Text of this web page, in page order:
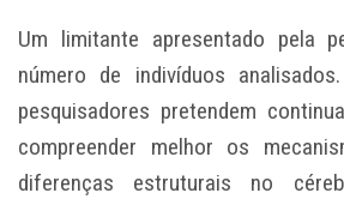
Um limitante apresentado pela
número de indivíduos
pesquisadores pretendem
compreender melhor os
diferenças estruturais no